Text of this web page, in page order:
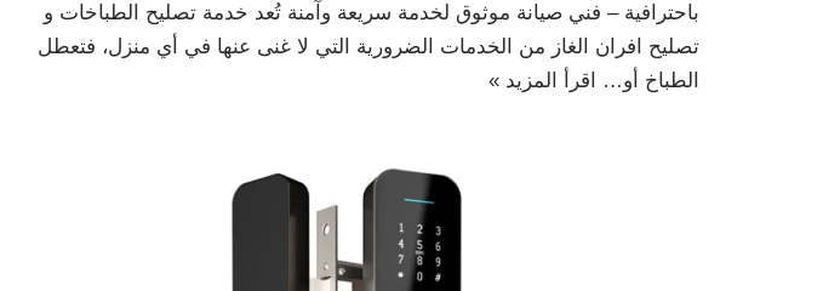
باحترافية – فني صيانة موثوق لخدمة سريعة وآمنة تُعد خدمة تصليح الطباخات و
تصليح افران الغاز من الخدمات الضرورية التي لا غنى عنها في أي منزل، فتعطل
الطباخ أو…
اقرأ المزيد »